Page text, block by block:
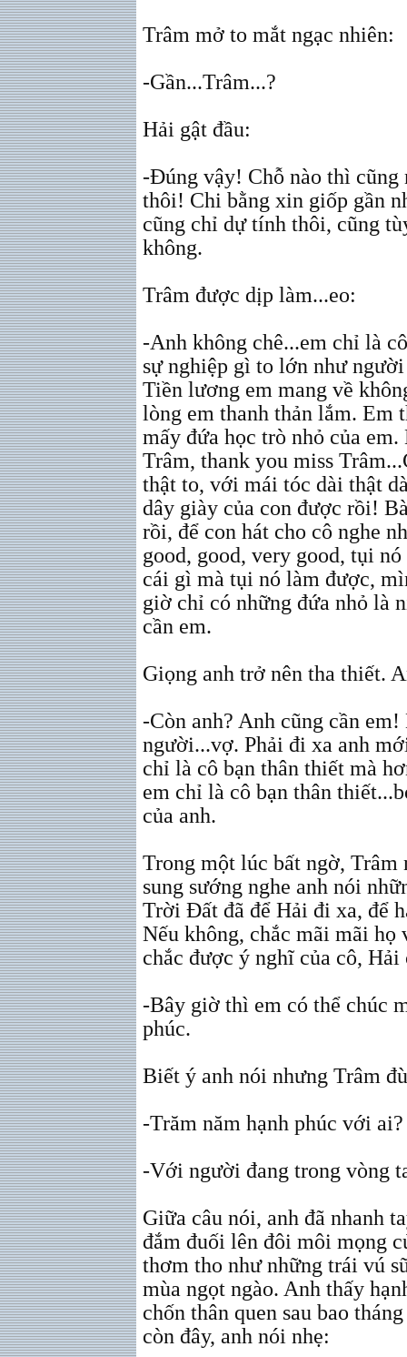
Trâm mở to mắt ngạc nhiên:
-Gần...Trâm...?
Hải gật đầu:
-Đúng vậy! Chỗ nào thì cũng
thôi! Chi bằng xin giốp gần
cũng chỉ dự tính thôi, cũng
không.
Trâm được dịp làm...eo:
-Anh không chê...em chỉ là
sự nghiệp gì to lớn như
Tiền lương em mang về
lòng em thanh thản lắm. Em
mấy đứa học trò nhỏ của
Trâm, thank you miss
thật to, với mái tóc dài thật
dây giày của con được rồi!
rồi, để con hát cho cô nghe
good, good, very good, tụi
cái gì mà tụi nó làm được,
giờ chỉ có những đứa nhỏ là
cần em.
Giọng anh trở nên tha thiết.
-Còn anh? Anh cũng cần
người...vợ. Phải đi xa anh
chỉ là cô bạn thân thiết mà
em chỉ là cô bạn thân
của anh.
Trong một lúc bất ngờ, Trâm
sung sướng nghe anh nói
Trời Đất đã để Hải đi xa, để
Nếu không, chắc mãi mãi họ
chắc được ý nghĩ của cô,
-Bây giờ thì em có thể chúc
phúc.
Biết ý anh nói nhưng Trâm
-Trăm năm hạnh phúc với ai?
-Với người đang trong vòng
Giữa câu nói, anh đã nhanh
đắm đuối lên đôi môi mọng
thơm tho như những trái vú
mùa ngọt ngào. Anh thấy
chốn thân quen sau bao
còn đây, anh nói nhẹ: